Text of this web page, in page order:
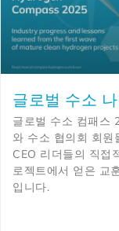
글로벌 수소
글로벌 수소 컴패스
와 수소 협의회 회원
CEO 리더들의 직접
로젝트에서 얻은 교
입니다.